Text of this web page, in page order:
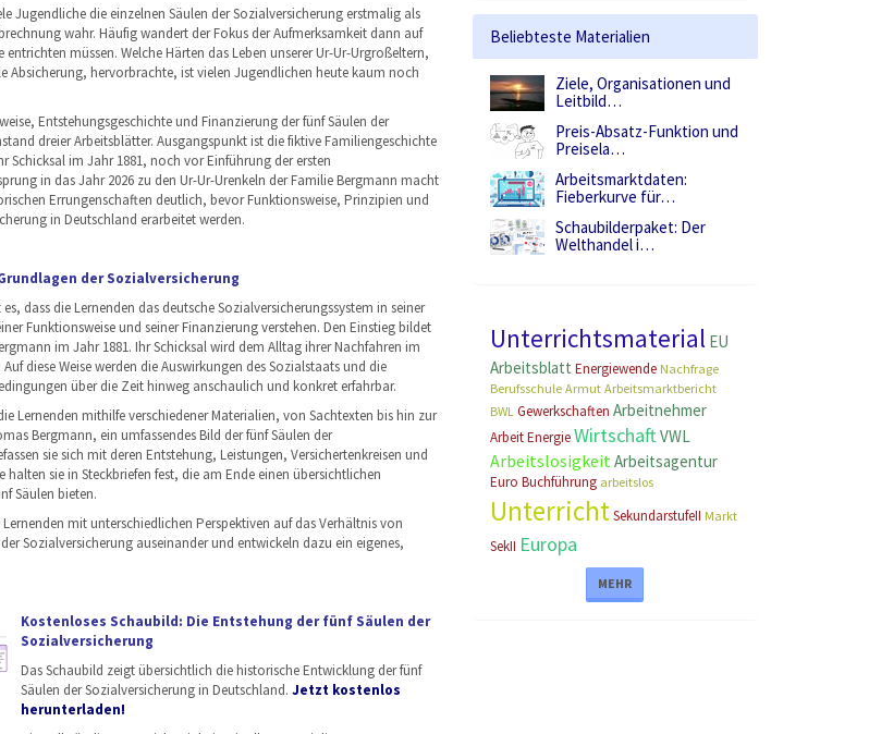
Jugendliche die einzelnen Säulen der Sozialversicherung erstmalig als
wahr. Häufig wandert der Fokus der Aufmerksamkeit dann auf
entrichten müssen. Welche Härten das Leben unserer Ur-Ur-Urgroßeltern,
Absicherung, hervorbrachte, ist vielen Jugendlichen heute kaum noch
Entstehungsgeschichte und Finanzierung der fünf Säulen der
dreier Arbeitsblätter. Ausgangspunkt ist die fiktive Familiengeschichte
Schicksal im Jahr 1881, noch vor Einführung der ersten
in das Jahr 2026 zu den Ur-Ur-Urenkeln der Familie Bergmann macht
Errungenschaften deutlich, bevor Funktionsweise, Prinzipien und
in Deutschland erarbeitet werden.
der Sozialversicherung
dass die Lernenden das deutsche Sozialversicherungssystem in seiner
Funktionsweise und seiner Finanzierung verstehen. Den Einstieg bildet
im Jahr 1881. Ihr Schicksal wird dem Alltag ihrer Nachfahren im
diese Weise werden die Auswirkungen des Sozialstaats und die
über die Zeit hinweg anschaulich und konkret erfahrbar.
Lernenden mithilfe verschiedener Materialien, von Sachtexten bis hin zur
Bergmann, ein umfassendes Bild der fünf Säulen der
sie sich mit deren Entstehung, Leistungen, Versichertenkreisen und
halten sie in Steckbriefen fest, die am Ende einen übersichtlichen
Säulen bieten.
mit unterschiedlichen Perspektiven auf das Verhältnis von
Sozialversicherung auseinander und entwickeln dazu ein eigenes,
Kostenloses Schaubild: Die Entstehung der fünf Säulen der
Sozialversicherung
Das Schaubild zeigt übersichtlich die historische Entwicklung der fünf
Säulen der Sozialversicherung in Deutschland. Jetzt kostenlos
herunterladen!
Beliebteste Materialien
Ziele, Organisationen und
Leitbild…
Preis-Absatz-Funktion und
Preisela…
Arbeitsmarktdaten:
Fieberkurve für…
Schaubilderpaket: Der
Welthandel i…
Unterrichtsmaterial EU
Arbeitsblatt Energiewende Nachfrage
Berufsschule Armut Arbeitsmarktbericht
BWL Gewerkschaften Arbeitnehmer
Arbeit Energie WirtschaftVWL
Arbeitslosigkeit Arbeitsagentur
Euro Buchführung arbeitslos
Unterricht SekundarstufeII Markt
SekII Europa
MEHR